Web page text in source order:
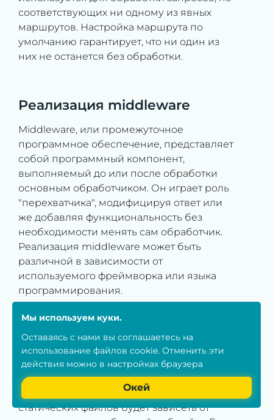
соответствующих ни одному из явных
маршрутов. Настройка маршрута по
умолчанию гарантирует, что ни один из
них не останется без обработки.
Реализация middleware
Middleware, или промежуточное
программное обеспечение, представляет
собой программный компонент,
выполняемый до или после обработки
основным обработчиком. Он играет роль
"перехватчика", модифицируя ответ или
же добавляя функциональность без
необходимости менять сам обработчик.
Реализация middleware может быть
различной в зависимости от
используемого фреймворка или языка
программирования.
Раздача статических файлов
Статические файлы - это файлы, которые
сервер просто отдает клиенту без какой-
либо обработки. Лучший метод раздачи
статических файлов будет зависеть от
Мы используем куки.
Оставаясь с нами вы соглашаетесь на
использование файлов cookie. Отменить эти
действия можно в настройках браузера
Окей